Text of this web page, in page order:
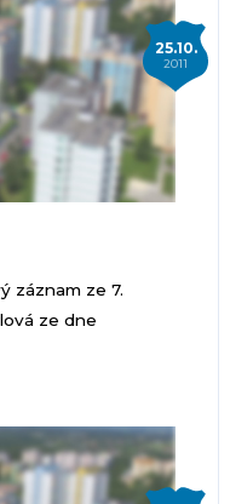
25.10.
2011
záznam ze 7.
ze dne